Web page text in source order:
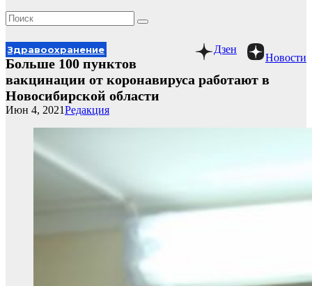
Новости
Дзен
Здравоохранение
Больше 100 пунктов
вакцинации от коронавируса работают в
Новосибирской области
Редакция
Июн 4, 2021